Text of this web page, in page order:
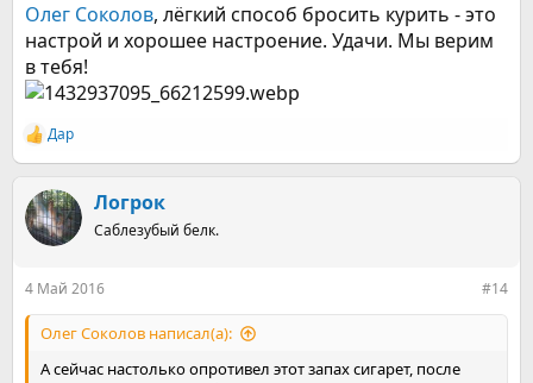
Олег Соколов, лёгкий способ бросить курить - это
настрой и хорошее настроение. Удачи. Мы верим
в тебя!
Р
е
к
ц
и
Дар
Логрок
Саблезубый белк.
4 Май 2016 #14
Олег Соколов написал(а):
А сейчас настолько опротивел этот запах сигарет, после